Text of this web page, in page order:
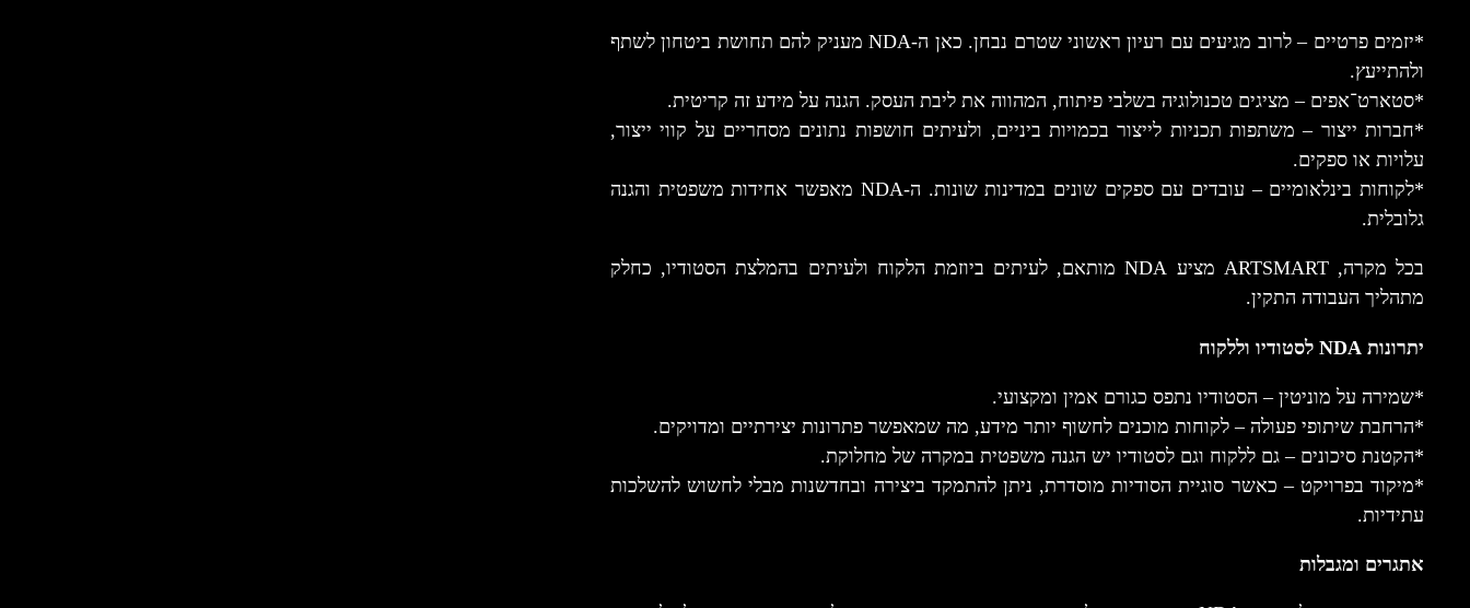
*יזמים פרטיים – לרוב מגיעים עם רעיון ראשוני שטרם נבחן. כאן ה-NDA מעניק להם תחושת ביטחון לשתף
ולהתייעץ.
*סטארט־אפים – מציגים טכנולוגיה בשלבי פיתוח, המהווה את ליבת העסק. הגנה על מידע זה קריטית.
*חברות ייצור – משתפות תכניות לייצור בכמויות ביניים, ולעיתים חושפות נתונים מסחריים על קווי ייצור,
עלויות או ספקים.
*לקוחות בינלאומיים – עובדים עם ספקים שונים במדינות שונות. ה-NDA מאפשר אחידות משפטית והגנה
גלובלית.
בכל מקרה, ARTSMART מציע NDA מותאם, לעיתים ביוזמת הלקוח ולעיתים בהמלצת הסטודיו, כחלק
מתהליך העבודה התקין.
יתרונות NDA לסטודיו וללקוח
*שמירה על מוניטין – הסטודיו נתפס כגורם אמין ומקצועי.
*הרחבת שיתופי פעולה – לקוחות מוכנים לחשוף יותר מידע, מה שמאפשר פתרונות יצירתיים ומדויקים.
*הקטנת סיכונים – גם ללקוח וגם לסטודיו יש הגנה משפטית במקרה של מחלוקת.
*מיקוד בפרויקט – כאשר סוגיית הסודיות מוסדרת, ניתן להתמקד ביצירה ובחדשנות מבלי לחשוש להשלכות
עתידיות.
אתגרים ומגבלות